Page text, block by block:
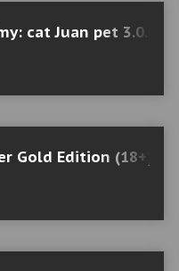
cat Juan pet 3.0.4
Gold Edition (18+)